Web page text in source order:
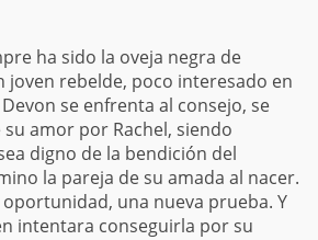
ha sido la oveja negra de
joven rebelde, poco interesado en
se enfrenta al consejo, se
amor por Rachel, siendo
digno de la bendición del
la pareja de su amada al nacer.
oportunidad, una nueva prueba. Y
intentara conseguirla por su